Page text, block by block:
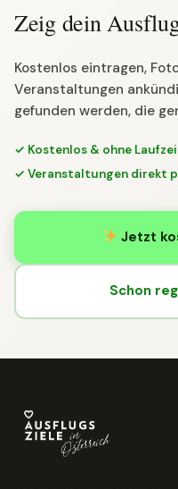
Zeig dein
Kostenlos eintragen,
Veranstaltungen
gefunden werden, die
✓ Kostenlos & ohne
✓ Veranstaltungen direkt
Jetzt
Schon